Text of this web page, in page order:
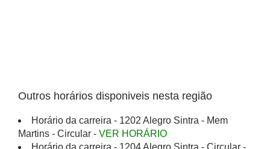
Outros horários disponiveis nesta região
Horário da carreira - 1202 Alegro Sintra - Mem
Martins - Circular - VER HORÁRIO
Horário da carreira - 1204 Alegro Sintra - Circular -